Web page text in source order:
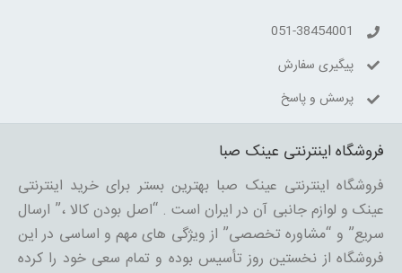
051-38454001
پیگیری سفارش
پرسش و پاسخ
فروشگاه اینترنتی عینک صبا
فروشگاه اینترنتی عینک صبا بهترین بستر برای خرید اینترنتی
عینک و لوازم جانبی آن در ایران است . “اصل بودن کالا ،” ارسال
سریع” و “مشاوره تخصصی” از ویژگی های مهم و اساسی در این
فروشگاه از نخستین روز تأسیس بوده و تمام سعی خود را کرده